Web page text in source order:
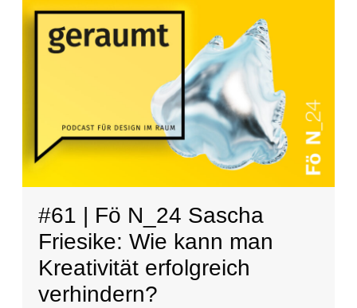
#61 | Fö N_24 Sascha
Friesike: Wie kann man
Kreativität erfolgreich
verhindern?